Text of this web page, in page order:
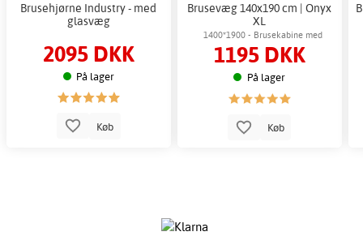
Brusehjørne Industry - med
glasvæg
2095 DKK
På lager
Køb
Brusevæg 140x190 cm | Onyx
XL
1400*1900 - Brusekabine med
skydedøre
1195 DKK
På lager
Køb